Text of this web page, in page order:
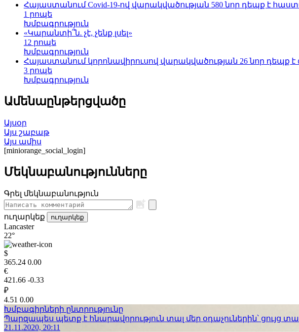
Հայաստանում Covid-19-ով վարակվածության 580 նոր դեպք է
1 րոպե
Խմբագրություն
«Կարանտի՞ն. չէ, չենք լսել»
12 րոպե
Խմբագրություն
Հայաստանում կորոնավիրուսով վարակվածության 26 նոր դեպք է
3 րոպե
Խմբագրություն
Ամենաընթերցվածը
Այսօր
Այս շաբաթ
Այս ամիս
[miniorange_social_login]
Մեկնաբանությունները
Գրել մեկնաբանություն
ուղարկեք ուղարկեք
Lancaster
22°
$
365.24 0.00
€
421.66 -0.33
₽
4.51 0.00
Խմբագիրների ընտրությունը
Պարզապես պետք է հնարավորություն տալ մեր օդաչուներին՝ ցույց
21.11.2020, 20:11